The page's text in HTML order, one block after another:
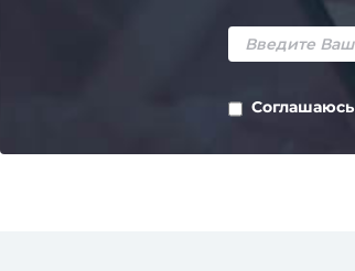
Соглашаюсь